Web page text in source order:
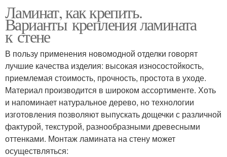
Влагостойкий ламинат
Водостойкий ламинат Виниловый ламинат
Ламинат для влажных
помещений
Ламинат в санузле
Ламинат, как крепить.
Варианты крепления ламината
к стене
В пользу применения новомодной отделки говорят
лучшие качества изделия: высокая износостойкость,
приемлемая стоимость, прочность, простота в уходе.
Материал производится в широком ассортименте. Хоть
и напоминает натуральное дерево, но технологии
изготовления позволяют выпускать дощечки с различной
фактурой, текстурой, разнообразными древесными
оттенками. Монтаж ламината на стену может
осуществляться: